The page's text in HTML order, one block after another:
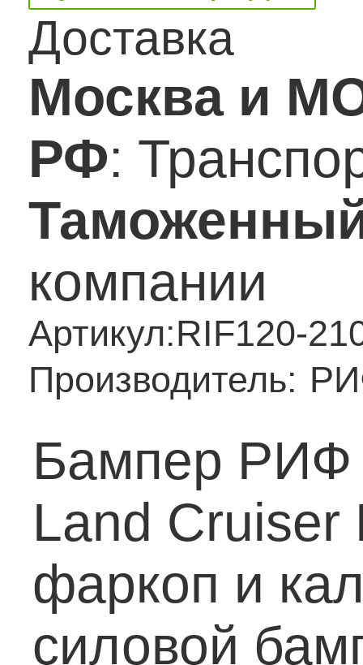
Доставка
Москва и
РФ:
компании
Артикул:RIF120-
Производитель:
Бампер РИФ
Land Cruiser
фаркоп и
силовой